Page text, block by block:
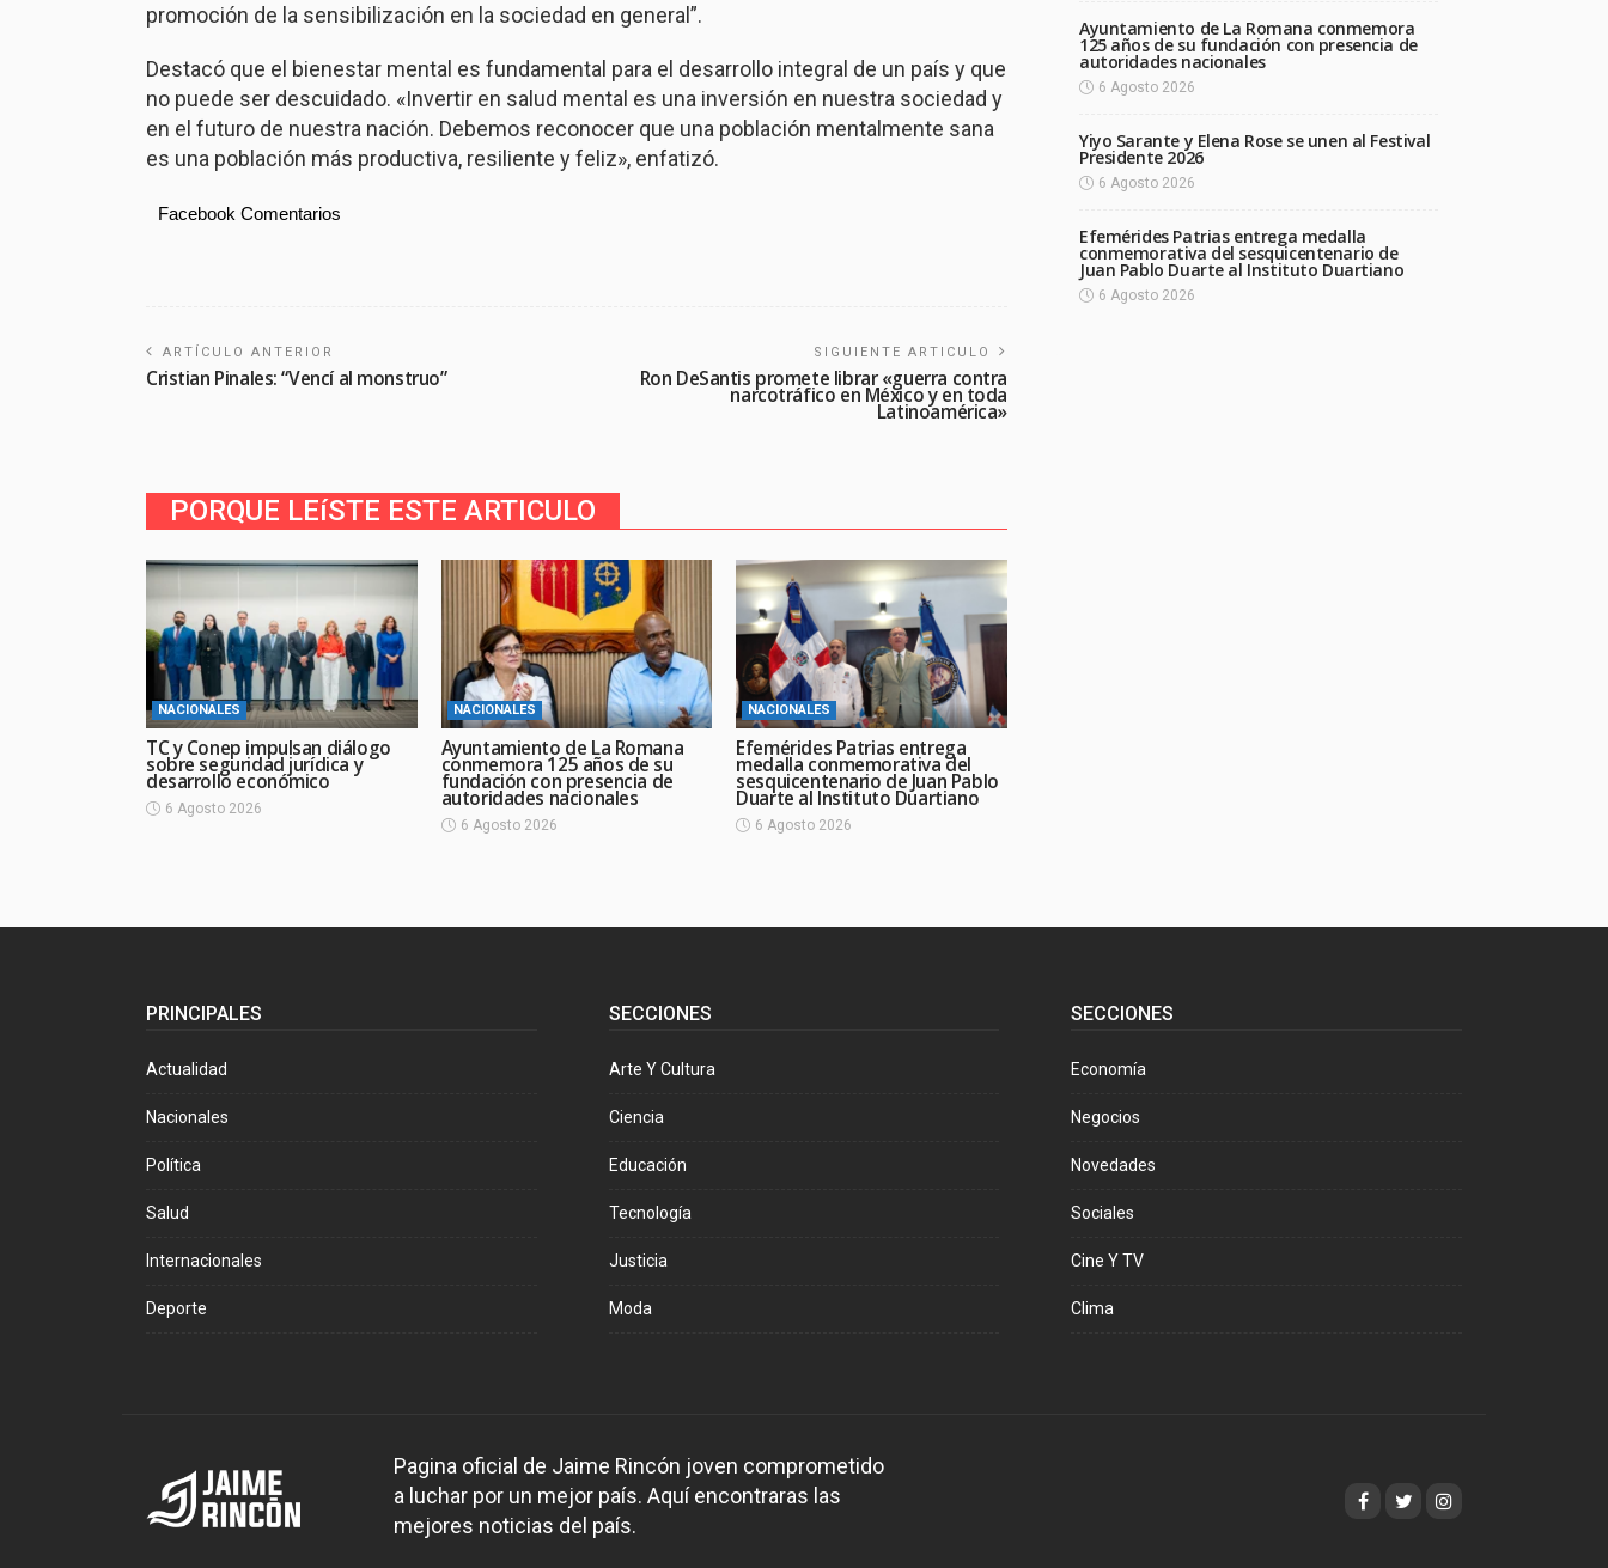
promoción de la sensibilización en la sociedad en general”.
Destacó que el bienestar mental es fundamental para el desarrollo integral de un país y que
no puede ser descuidado. «Invertir en salud mental es una inversión en nuestra sociedad y
en el futuro de nuestra nación. Debemos reconocer que una población mentalmente sana
es una población más productiva, resiliente y feliz», enfatizó.
Facebook Comentarios
ARTÍCULO ANTERIOR
Cristian Pinales: “Vencí al monstruo”
SIGUIENTE ARTICULO
Ron DeSantis promete librar «guerra contra
narcotráfico en México y en toda
Latinoamérica»
PORQUE LEíSTE ESTE ARTICULO
NACIONALES
TC y Conep impulsan diálogo
sobre seguridad jurídica y
desarrollo económico
6 Agosto 2026
NACIONALES
Ayuntamiento de La Romana
conmemora 125 años de su
fundación con presencia de
autoridades nacionales
6 Agosto 2026
NACIONALES
Efemérides Patrias entrega
medalla conmemorativa del
sesquicentenario de Juan Pablo
Duarte al Instituto Duartiano
6 Agosto 2026
Ayuntamiento de La Romana conmemora
125 años de su fundación con presencia de
autoridades nacionales
6 Agosto 2026
Yiyo Sarante y Elena Rose se unen al Festival
Presidente 2026
6 Agosto 2026
Efemérides Patrias entrega medalla
conmemorativa del sesquicentenario de
Juan Pablo Duarte al Instituto Duartiano
6 Agosto 2026
PRINCIPALES
Actualidad
Nacionales
Política
Salud
Internacionales
Deporte
SECCIONES
Arte Y Cultura
Ciencia
Educación
Tecnología
Justicia
Moda
SECCIONES
Economía
Negocios
Novedades
Sociales
Cine Y TV
Clima
Pagina oficial de Jaime Rincón joven comprometido
a luchar por un mejor país. Aquí encontraras las
mejores noticias del país.